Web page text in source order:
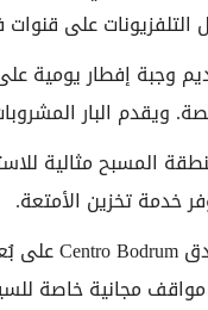
على قنوات
وجبة إفطار يومية
ويقدم البار
المسبح مثالية
خدمة تخزين الأمتعة.
مواقف مجانية خاصة